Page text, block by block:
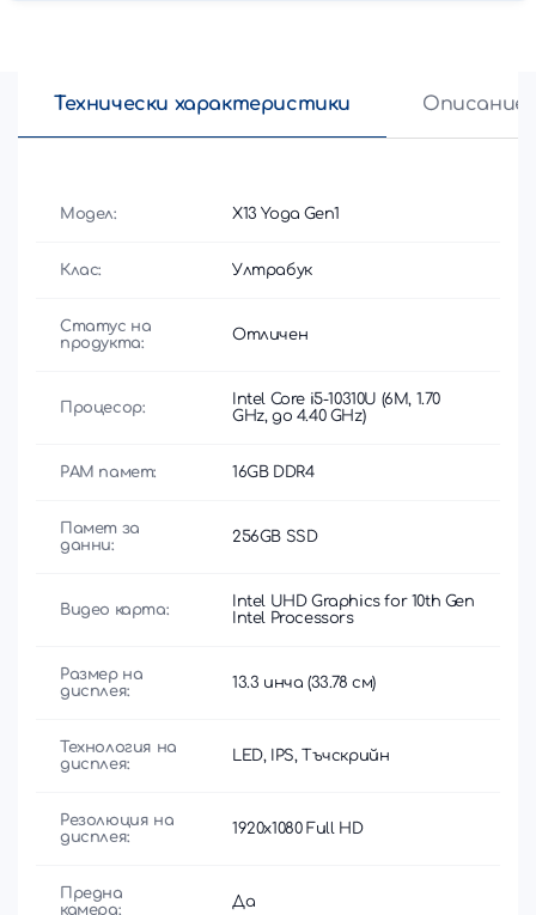
Технически характеристики Описание
Модел: X13 Yoga Gen1
Клас: Ултрабук
Статус на
продукта:
Отличен
Процесор:
Intel Core i5-10310U (6M, 1.70
GHz, до 4.40 GHz)
РАМ памет: 16GB DDR4
Памет за
данни:
256GB SSD
Видео карта:
Intel UHD Graphics for 10th Gen
Intel Processors
Размер на
дисплея:
13.3 инча (33.78 см)
Технология на
дисплея:
LED, IPS, Тъчскрийн
Резолюция на
дисплея:
1920x1080 Full HD
Предна
камера:
Да